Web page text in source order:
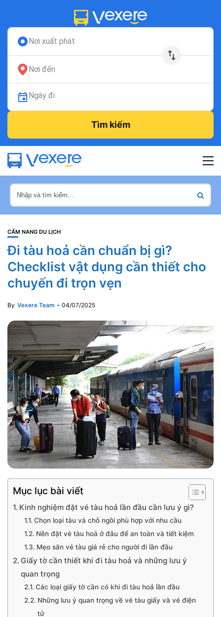
Nơi xuất phát
Nơi đến
Ngày đi
Tìm kiếm
CẨM NANG DU LỊCH
Đi tàu hoả cần chuẩn bị gì?
Checklist vật dụng cần thiết cho
chuyến đi trọn vẹn
By Vexere Team 04/07/2025
Mục lục bài viết
Kinh nghiệm đặt vé tàu hoả lần đầu cần lưu ý gì?
Chọn loại tàu và chỗ ngồi phù hợp với nhu cầu
Nên đặt vé tàu hoả ở đâu để an toàn và tiết kiệm
Mẹo săn vé tàu giá rẻ cho người đi lần đầu
Giấy tờ cần thiết khi đi tàu hoả và những lưu ý
quan trọng
Các loại giấy tờ cần có khi đi tàu hoả lần đầu
Những lưu ý quan trọng về vé tàu giấy và vé điện
tử